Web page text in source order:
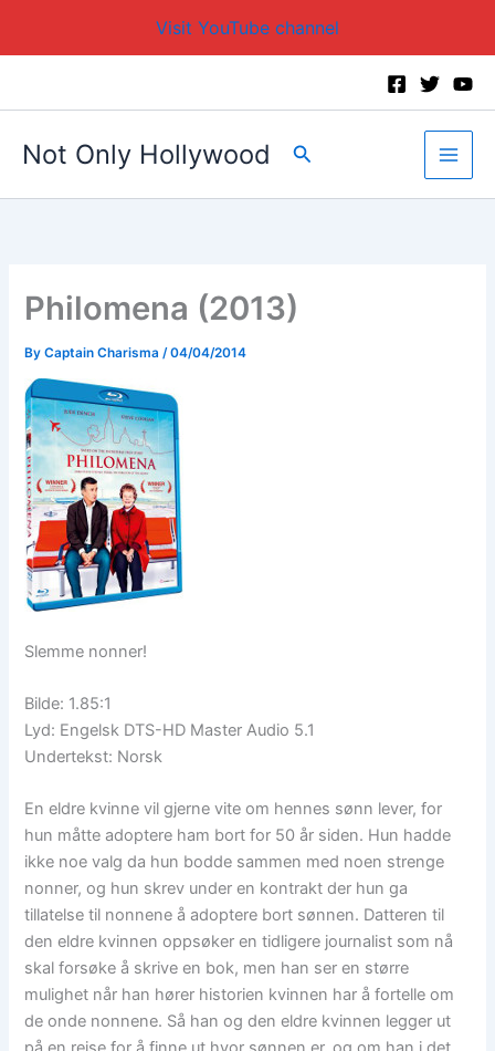
Visit YouTube channel
Not Only Hollywood Search
Philomena (2013)
ByCaptain Charisma /04/04/2014
Slemme nonner!
Bilde: 1.85:1
Lyd: Engelsk DTS-HD Master Audio 5.1
Undertekst: Norsk
En eldre kvinne vil gjerne vite om hennes sønn lever, for
hun måtte adoptere ham bort for 50 år siden. Hun hadde
ikke noe valg da hun bodde sammen med noen strenge
nonner, og hun skrev under en kontrakt der hun ga
tillatelse til nonnene å adoptere bort sønnen. Datteren til
den eldre kvinnen oppsøker en tidligere journalist som nå
skal forsøke å skrive en bok, men han ser en større
mulighet når han hører historien kvinnen har å fortelle om
de onde nonnene. Så han og den eldre kvinnen legger ut